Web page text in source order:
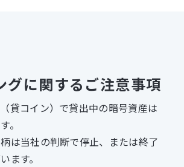
グに関するご注意事項
貸コイン）で貸出中の暗号資産は
。
は当社の判断で停止、または終了
ます。